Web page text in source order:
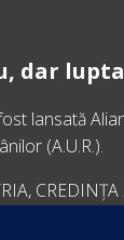
dar lupta
lansată
(A.U.R.).
CREDINȚA